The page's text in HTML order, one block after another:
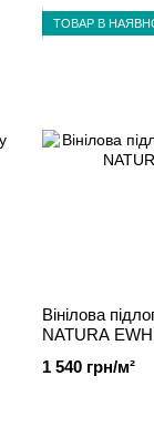
ТОВАР В
Вінілова
NATURA
1 540 грн/м²